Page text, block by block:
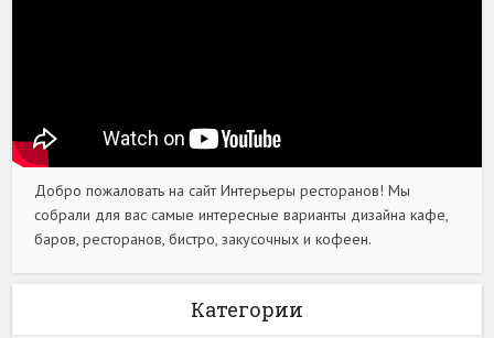
Добро пожаловать на сайт Интерьеры ресторанов! Мы
собрали для вас самые интересные варианты дизайна кафе,
баров, ресторанов, бистро, закусочных и кофеен.
Категории